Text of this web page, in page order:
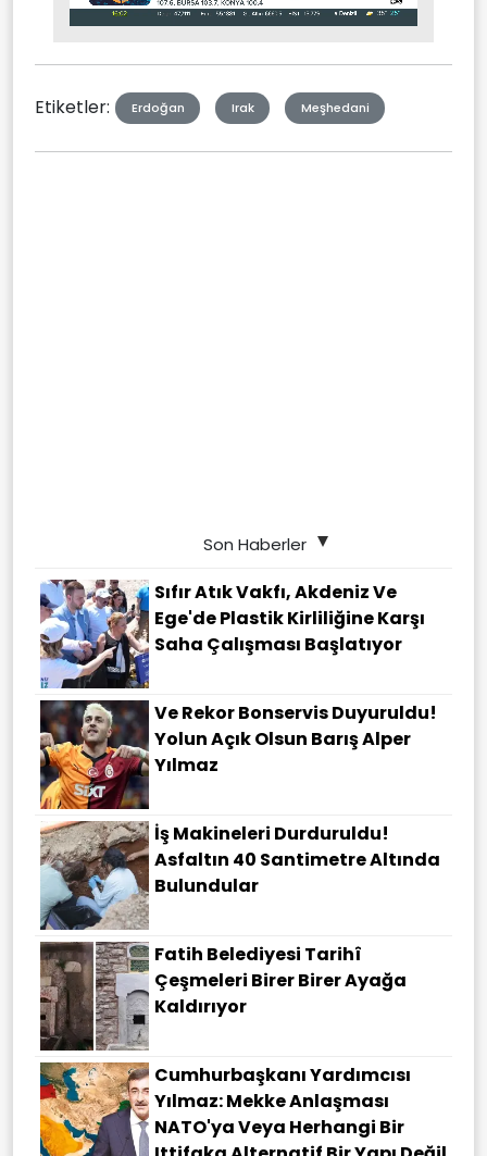
Mute Stream
Etiketler: Erdoğan Irak Meşhedani
Son Haberler
Sıfır Atık Vakfı, Akdeniz Ve
Ege'de Plastik Kirliliğine Karşı
Saha Çalışması Başlatıyor
Ve Rekor Bonservis Duyuruldu!
Yolun Açık Olsun Barış Alper
Yılmaz
İş Makineleri Durduruldu!
Asfaltın 40 Santimetre Altında
Bulundular
Fatih Belediyesi Tarihî
Çeşmeleri Birer Birer Ayağa
Kaldırıyor
Cumhurbaşkanı Yardımcısı
Yılmaz: Mekke Anlaşması
NATO'ya Veya Herhangi Bir